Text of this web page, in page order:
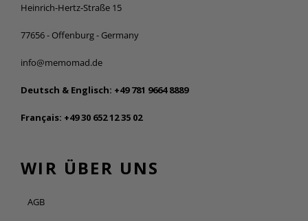
Heinrich-Hertz-Straße 15
77656 - Offenburg - Germany
info@memomad.de
Deutsch & Englisch: +49 781 9664 8889
Français: +49 30 652 12 35 02
WIR ÜBER UNS
AGB